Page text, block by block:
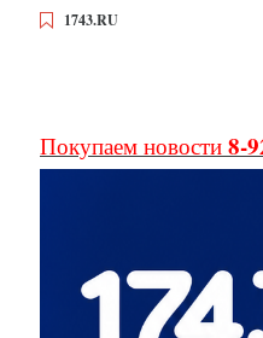
1743.RU
Покупаем новости 8-